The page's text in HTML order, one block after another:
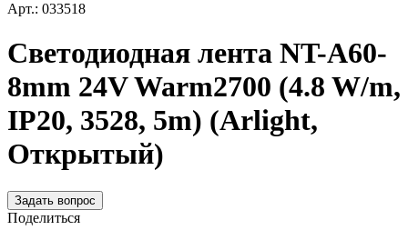
Арт.: 033518
Светодиодная лента NT-A60-
8mm 24V Warm2700 (4.8 W/m,
IP20, 3528, 5m) (Arlight,
Открытый)
Задать вопрос
Поделиться